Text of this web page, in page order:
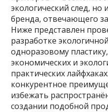
экологический след,
бренда, отвечающего
Ниже представлен
разработке
одноразовому
экономических и
практических
конкурентное
избежать
создании подобной